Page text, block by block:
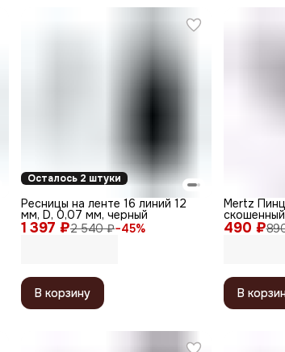
Осталось 2 штуки
1 397 ₽2 540 ₽−45%
Ресницы на ленте 16 линий 12
мм, D, 0,07 мм, черный
В корзину
490 ₽
Mertz
см
В